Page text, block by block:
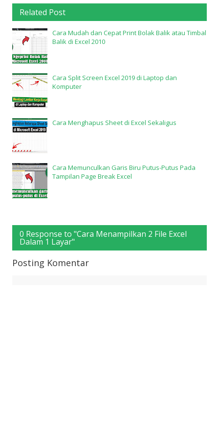
Related Post
Cara Mudah dan Cepat Print Bolak Balik atau Timbal
Balik di Excel 2010
Cara Split Screen Excel 2019 di Laptop dan
Komputer
Cara Menghapus Sheet di Excel Sekaligus
Cara Memunculkan Garis Biru Putus-Putus Pada
Tampilan Page Break Excel
0 Response to "Cara Menampilkan 2 File Excel
Dalam 1 Layar"
Posting Komentar